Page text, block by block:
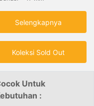
Selengkapnya
Koleksi Sold Out
Untuk
: